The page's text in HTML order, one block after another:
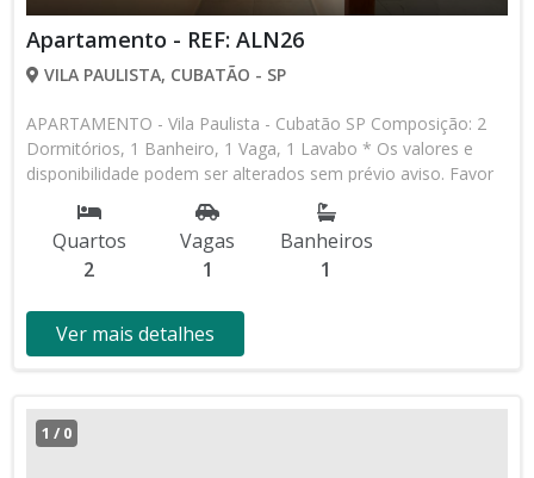
Apartamento - REF: ALN26
VILA PAULISTA, CUBATÃO - SP
APARTAMENTO - Vila Paulista - Cubatão SP Composição: 2
Dormitórios, 1 Banheiro, 1 Vaga, 1 Lavabo * Os valores e
disponibilidade podem ser alterados sem prévio aviso. Favor
verificar entrando em contato com nossa equipe
Quartos
2
Vagas
1
Banheiros
1
Ver mais detalhes
1 / 0